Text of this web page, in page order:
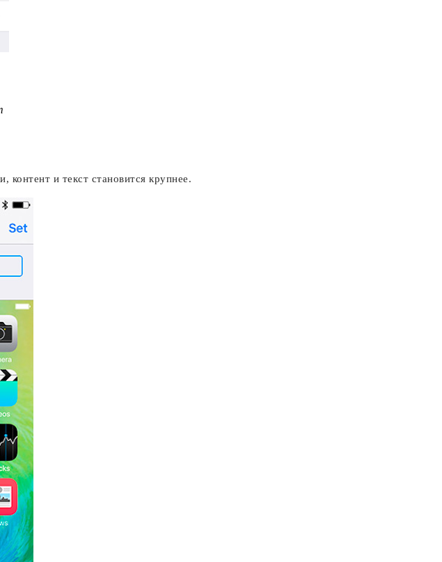
и текст становится крупнее.